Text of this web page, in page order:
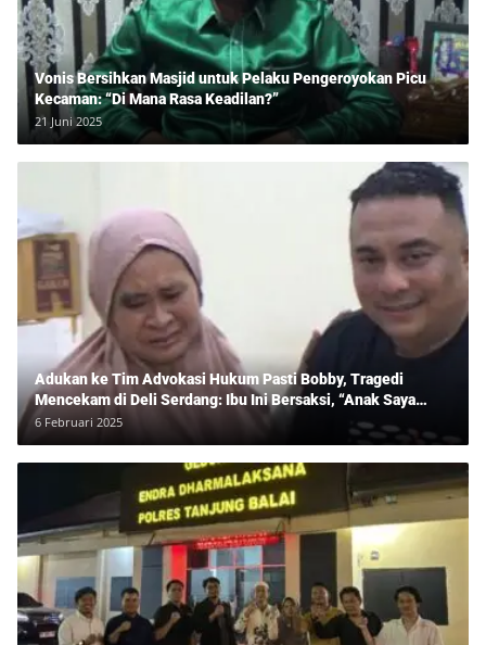
Vonis Bersihkan Masjid untuk Pelaku Pengeroyokan Picu
Kecaman: “Di Mana Rasa Keadilan?”
21 Juni 2025
Adukan ke Tim Advokasi Hukum Pasti Bobby, Tragedi
Mencekam di Deli Serdang: Ibu Ini Bersaksi, “Anak Saya
Ditangkap Tanpa Bukti dan Bukan Bandar Narkoba!”
6 Februari 2025